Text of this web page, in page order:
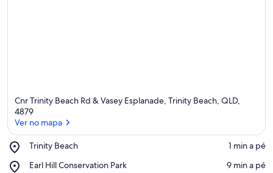
Cnr Trinity Beach Rd & Vasey Esplanade, Trinity Beach, QLD,
4879
Ver no mapa
Trinity Beach
Place,
Beach
‪1 min a pé‬
Earl Hill Conservation Park
Place,
‪9 min a pé‬